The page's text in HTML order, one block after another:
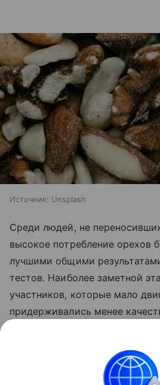
Источник: Unsplash
Среди людей, не
высокое потребление орехов
лучшими общими
тестов. Наиболее заметной
участников, которые мало
придерживались менее